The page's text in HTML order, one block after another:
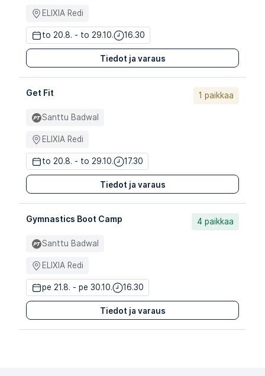
ELIXIA Redi
to 20.8. - to 29.10. 16.30
Tiedot ja varaus
Get Fit
Santtu Badwal
ELIXIA Redi
to 20.8. - to 29.10. 17.30
1 paikkaa
Tiedot ja varaus
Gymnastics Boot Camp
Santtu Badwal
ELIXIA Redi
pe 21.8. - pe 30.10. 16.30
4 paikkaa
Tiedot ja varaus